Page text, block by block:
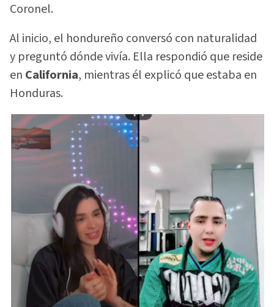
Coronel.
Al inicio, el hondureño conversó con naturalidad
y preguntó dónde vivía. Ella respondió que reside
en California, mientras él explicó que estaba en
Honduras.